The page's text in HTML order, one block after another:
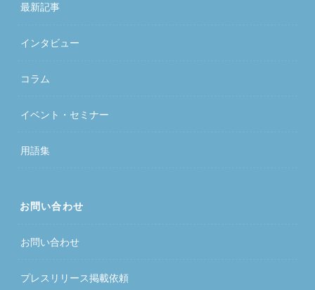
最新記事
インタビュー
コラム
イベント・セミナー
用語集
お問い合わせ
お問い合わせ
プレスリリース掲載依頼